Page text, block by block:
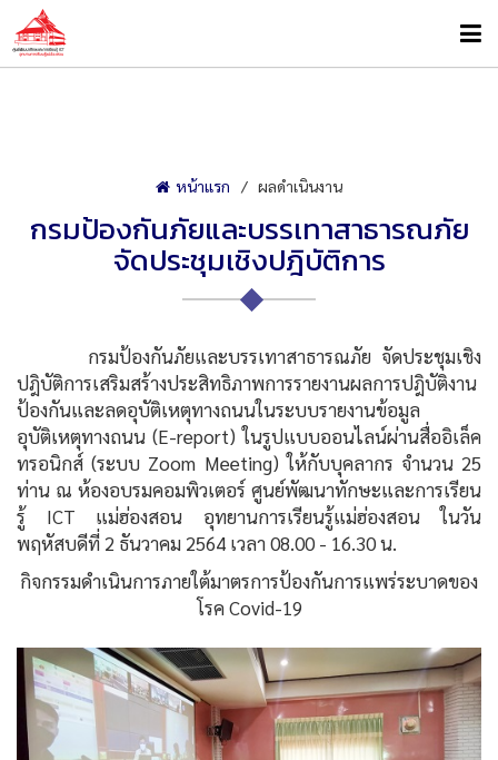
หน้าแรก ผลดำเนินงาน
กรมป้องกันภัยและบรรเทาสาธารณภัย
จัดประชุมเชิงปฎิบัติการ
กรมป้องกันภัยและบรรเทาสาธารณภัย จัดประชุมเชิง
ปฎิบัติการเสริมสร้างประสิทธิภาพการรายงานผลการปฎิบัติงาน
ป้องกันและลดอุบัติเหตุทางถนนในระบบรายงานข้อมูล
อุบัติเหตุทางถนน (E-report) ในรูปแบบออนไลน์ผ่านสื่ออิเล็ค
ทรอนิกส์ (ระบบ Zoom Meeting) ให้กับบุคลากร จำนวน 25
ท่าน ณ ห้องอบรมคอมพิวเตอร์ ศูนย์พัฒนาทักษะและการเรียน
รู้ ICT แม่ฮ่องสอน อุทยานการเรียนรู้แม่ฮ่องสอน ในวัน
พฤหัสบดีที่ 2 ธันวาคม 2564 เวลา 08.00 - 16.30 น.
กิจกรรมดำเนินการภายใต้มาตรการป้องกันการแพร่ระบาดของ
โรค Covid-19